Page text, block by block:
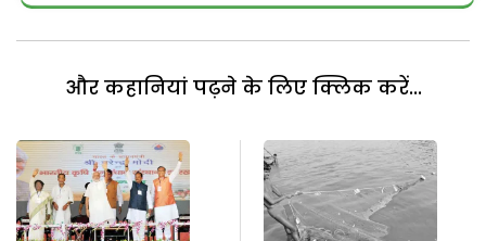
और कहानियां पढ़ने के लिए क्लिक करें...